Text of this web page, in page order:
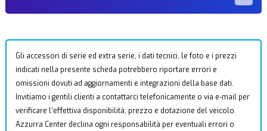
Gli accessori di serie ed extra serie, i dati tecnici, le foto e i prezzi
indicati nella presente scheda potrebbero riportare errori e
omissioni dovuti ad aggiornamenti e integrazioni della base dati.
Invitiamo i gentili clienti a contattarci telefonicamente o via e-mail per
verificare l’effettiva disponibilità, prezzo e dotazione del veicolo.
Azzurra Center declina ogni responsabilità per eventuali errori o